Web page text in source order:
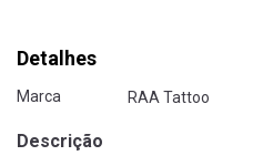
Detalhes
Marca RAA Tattoo
Descrição